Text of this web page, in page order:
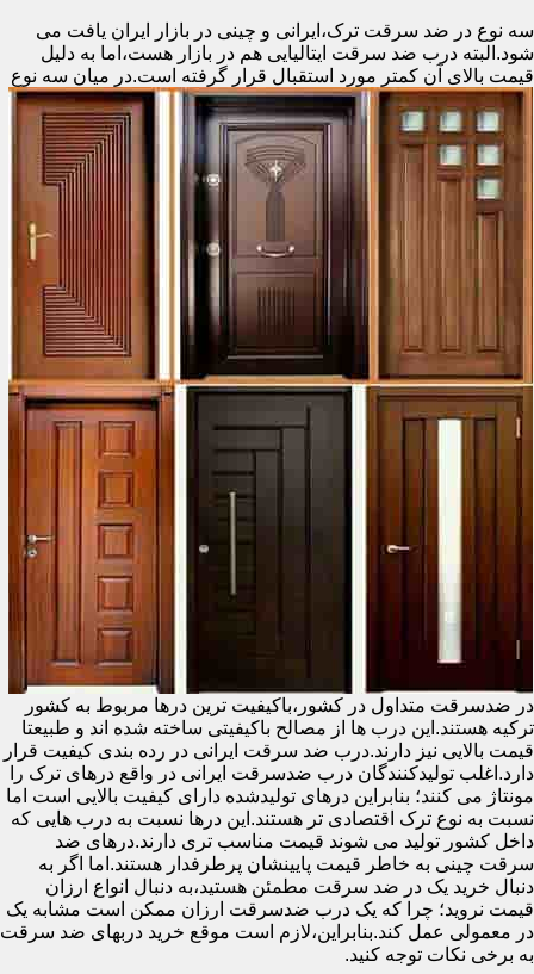
سه نوع در ضد سرقت ترک،ایرانی و چینی در بازار ایران یافت می
شود.البته درب ضد سرقت ایتالیایی هم در بازار هست،اما به دلیل
قیمت بالای آن کمتر مورد استقبال قرار گرفته است.در میان سه نوع
در ضدسرقت متداول در کشور،باکیفیت ترین درها مربوط به کشور
ترکیه هستند.این درب ها از مصالح باکیفیتی ساخته شده اند و طبیعتا
قیمت بالایی نیز دارند.درب ضد سرقت ایرانی در رده بندی کیفیت قرار
دارد.اغلب تولیدکنندگان درب ضدسرقت ایرانی در واقع درهای ترک را
مونتاژ می کنند؛ بنابراین درهای تولیدشده دارای کیفیت بالایی است اما
نسبت به نوع ترک اقتصادی تر هستند.این درها نسبت به درب هایی که
داخل کشور تولید می شوند قیمت مناسب تری دارند.درهای ضد
سرقت چینی به خاطر قیمت پایینشان پرطرفدار هستند.اما اگر به
دنبال خرید یک در ضد سرقت مطمئن هستید،به دنبال انواع ارزان
قیمت نروید؛ چرا که یک درب ضدسرقت ارزان ممکن است مشابه یک
در معمولی عمل کند.بنابراین،لازم است موقع خرید دربهای ضد سرقت
به برخی نکات توجه کنید.